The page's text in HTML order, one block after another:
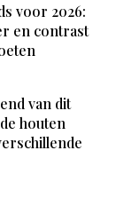
voor 2026:
en contrast
van dit
houten